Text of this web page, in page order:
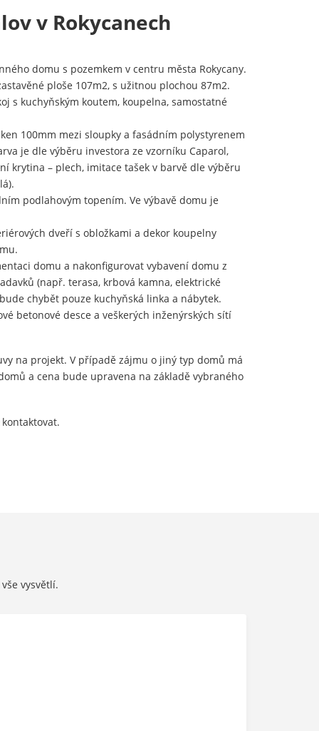
v Rokycanech
domu s pozemkem v centru města Rokycany.
ploše 107m2, s užitnou plochou 87m2.
s kuchyňským koutem, koupelna, samostatné
100mm mezi sloupky a fasádním polystyrenem
je dle výběru investora ze vzorníku Caparol,
krytina – plech, imitace tašek v barvě dle výběru
podlahovým topením. Ve výbavě domu je
dveří s obložkami a dekor koupelny
domu a nakonfigurovat vybavení domu z
(např. terasa, krbová kamna, elektrické
chybět pouze kuchyňská linka a nábytek.
betonové desce a veškerých inženýrských sítí
na projekt. V případě zájmu o jiný typ domů má
a cena bude upravena na základě vybraného
vysvětlí.